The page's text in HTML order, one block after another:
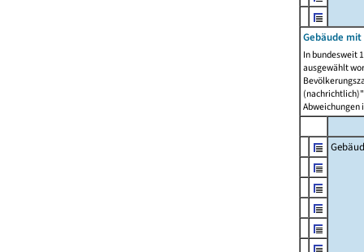
Gebäude
In bundesweit
ausgewählt
Abweichungen